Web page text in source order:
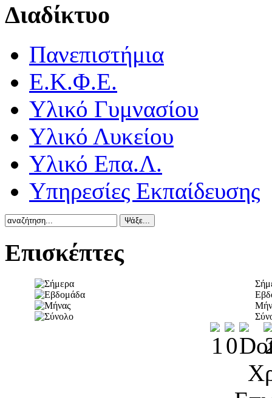
Διαδίκτυο
Πανεπιστήμια
Ε.Κ.Φ.Ε.
Υλικό Γυμνασίου
Υλικό Λυκείου
Υλικό Επα.Λ.
Υπηρεσίες Εκπαίδευσης
Επισκέπτες